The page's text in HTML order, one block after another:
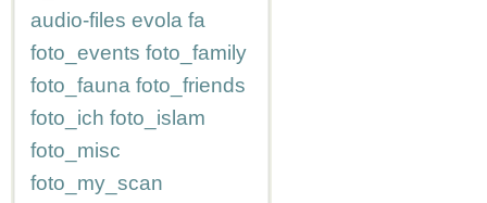
audio-files evola fa
foto_events foto_family
foto_fauna foto_friends
foto_ich foto_islam
foto_misc
foto_my_scan